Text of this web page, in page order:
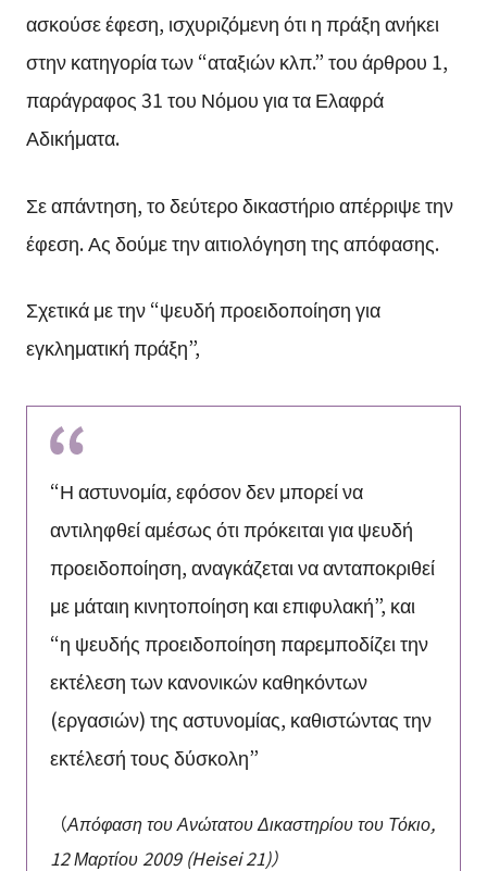
ασκούσε έφεση, ισχυριζόμενη ότι η πράξη ανήκει
στην κατηγορία των “αταξιών κλπ.” του άρθρου 1,
παράγραφος 31 του Νόμου για τα Ελαφρά
Αδικήματα.
Σε απάντηση, το δεύτερο δικαστήριο απέρριψε την
έφεση. Ας δούμε την αιτιολόγηση της απόφασης.
Σχετικά με την “ψευδή προειδοποίηση για
εγκληματική πράξη”,
“Η αστυνομία, εφόσον δεν μπορεί να
αντιληφθεί αμέσως ότι πρόκειται για ψευδή
προειδοποίηση, αναγκάζεται να ανταποκριθεί
με μάταιη κινητοποίηση και επιφυλακή”, και
“η ψευδής προειδοποίηση παρεμποδίζει την
εκτέλεση των κανονικών καθηκόντων
(εργασιών) της αστυνομίας, καθιστώντας την
εκτέλεσή τους δύσκολη”
（Απόφαση του Ανώτατου Δικαστηρίου του Τόκιο,
12 Μαρτίου 2009 (Heisei 21)）